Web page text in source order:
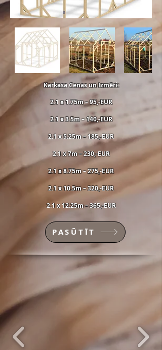
Karkasa Cenas un Izmēri:
2.1 x 1.75m – 95,-EUR
2.1 x 3.5m – 140,-EUR
2.1 x 5.25m – 185,-EUR
2.1 x 7m – 230,-EUR
2.1 x 8.75m – 275,-EUR
2.1 x 10.5m – 320,-EUR
2.1 x 12.25m – 365,-EUR
PASŪTĪT